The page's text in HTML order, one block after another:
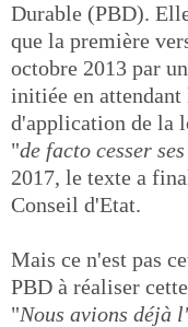
Durable (PBD).
que la première
octobre 2013 par
initiée en
d'application de la
"de facto cesser
2017, le texte a
Conseil d'Etat.
Mais ce n'est pas
PBD à réaliser
"Nous avions déjà